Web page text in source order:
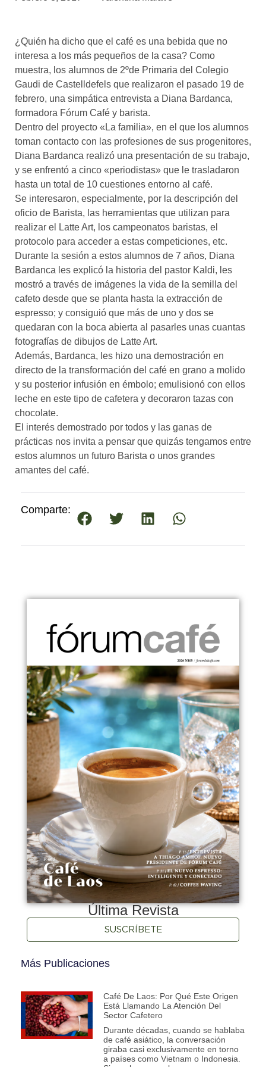
el café siempre tiene
algo nuevo que
enseñarnos
BOLSA DE TRABAJO
¡te imaginas vivir de tu pasión
por el café?
CONTACTO
¡queremos saber
¿Quién ha dicho que el café es una bebida que no
interesa a los más pequeños de la casa? Como
muestra, los alumnos de 2ºde Primaria del Colegio
Gaudi de Castelldefels que realizaron el pasado 19 de
febrero, una simpática entrevista a Diana Bardanca,
formadora Fórum Café y barista.
Dentro del proyecto «La familia», en el que los alumnos
toman contacto con las profesiones de sus progenitores,
Diana Bardanca realizó una presentación de su trabajo,
y se enfrentó a cinco «periodistas» que le trasladaron
hasta un total de 10 cuestiones entorno al café.
Se interesaron, especialmente, por la descripción del
oficio de Barista, las herramientas que utilizan para
realizar el Latte Art, los campeonatos baristas, el
protocolo para acceder a estas competiciones, etc.
Durante la sesión a estos alumnos de 7 años, Diana
Bardanca les explicó la historia del pastor Kaldi, les
mostró a través de imágenes la vida de la semilla del
cafeto desde que se planta hasta la extracción de
espresso; y consiguió que más de uno y dos se
quedaran con la boca abierta al pasarles unas cuantas
fotografías de dibujos de Latte Art.
Además, Bardanca, les hizo una demostración en
directo de la transformación del café en grano a molido
y su posterior infusión en émbolo; emulisionó con ellos
leche en este tipo de cafetera y decoraron tazas con
chocolate.
El interés demostrado por todos y las ganas de
prácticas nos invita a pensar que quizás tengamos entre
estos alumnos un futuro Barista o unos grandes
amantes del café.
Comparte:
Última Revista
SUSCRÍBETE
Más Publicaciones
Café De Laos: Por Qué Este Origen
Está Llamando La Atención Del
Sector Cafetero
Durante décadas, cuando se hablaba
de café asiático, la conversación
giraba casi exclusivamente en torno
a países como Vietnam o Indonesia.